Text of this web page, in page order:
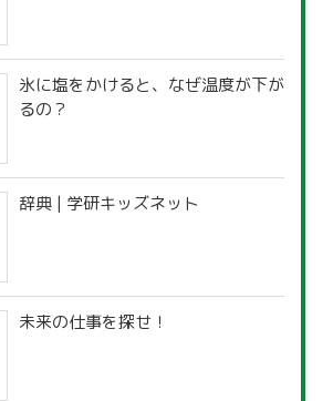
氷に塩をかけると、なぜ温度が下が
るの？
辞典 | 学研キッズネット
未来の仕事を探せ！